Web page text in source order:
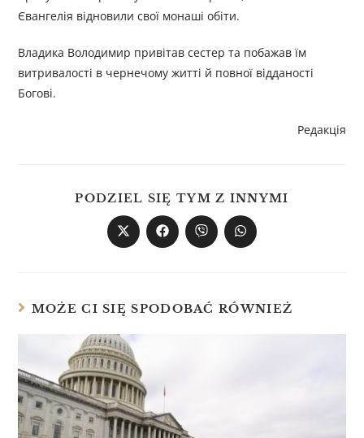
Євангелія відновили свої монаші обіти.
Владика Володимир привітав сестер та побажав їм
витривалості в чернечому житті й повної відданості
Богові.
Редакція
PODZIEL SIĘ TYM Z INNYMI
MOŻE CI SIĘ SPODOBAĆ RÓWNIEŻ